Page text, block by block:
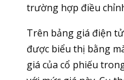
trường hợp điều
Trên bảng giá điện
được biểu thị bằng
giá của cổ phiếu